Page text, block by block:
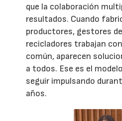
que la colaboración
resultados. Cuando
productores, gestores
recicladores trabajan
común, aparecen
a todos. Ese es el
seguir impulsando
años.